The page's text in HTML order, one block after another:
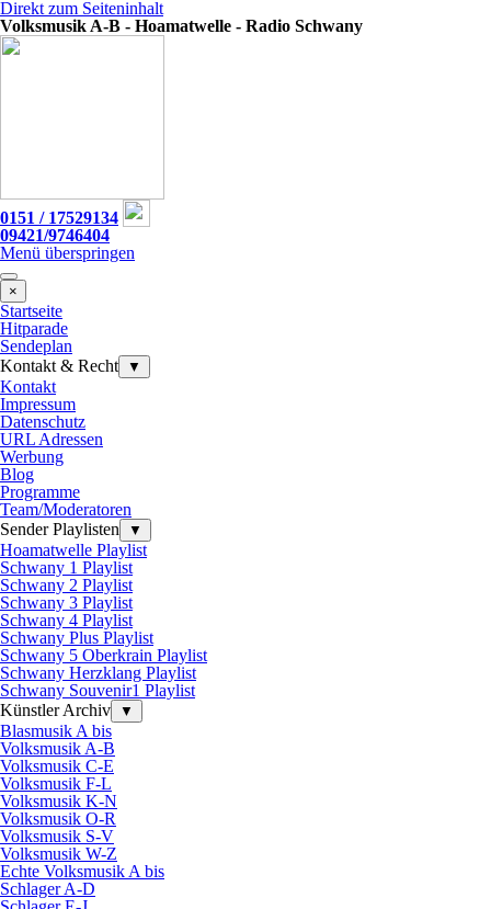
Direkt zum Seiteninhalt
Volksmusik A-B - Hoamatwelle - Radio Schwany
0151 / 17529134
09421/9746404
Menü überspringen
×
Startseite
Hitparade
Sendeplan
Kontakt & Recht
▼
Kontakt
Impressum
Datenschutz
URL Adressen
Werbung
Blog
Programme
Team/Moderatoren
Sender Playlisten
▼
Hoamatwelle Playlist
Schwany 1 Playlist
Schwany 2 Playlist
Schwany 3 Playlist
Schwany 4 Playlist
Schwany Plus Playlist
Schwany 5 Oberkrain Playlist
Schwany Herzklang Playlist
Schwany Souvenir1 Playlist
Künstler Archiv
▼
Blasmusik A bis
Volksmusik A-B
Volksmusik C-E
Volksmusik F-L
Volksmusik K-N
Volksmusik O-R
Volksmusik S-V
Volksmusik W-Z
Echte Volksmusik A bis
Schlager A-D